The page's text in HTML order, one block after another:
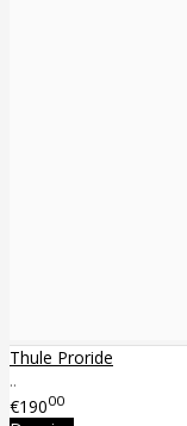
Thule Proride
..
€19000